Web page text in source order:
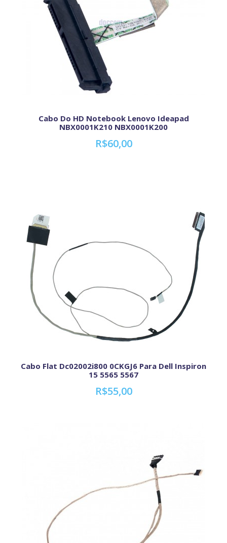
Cabo Do HD Notebook Lenovo Ideapad
NBX0001K210 NBX0001K200
R$60,00
Cabo Flat Dc02002i800 0CKGJ6 Para Dell Inspiron
15 5565 5567
R$55,00